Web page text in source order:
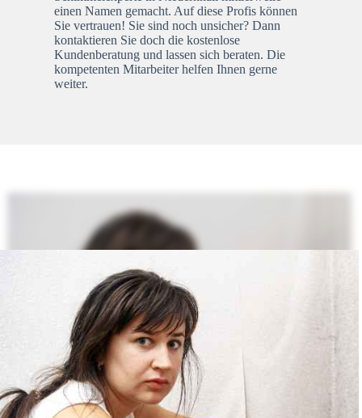
einen Namen gemacht. Auf diese Profis können
Sie vertrauen! Sie sind noch unsicher? Dann
kontaktieren Sie doch die kostenlose
Kundenberatung und lassen sich beraten. Die
kompetenten Mitarbeiter helfen Ihnen gerne
weiter.